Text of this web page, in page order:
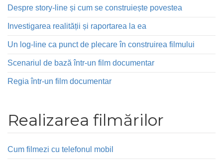
Despre story-line și cum se construiește povestea
Investigarea realității și raportarea la ea
Un log-line ca punct de plecare în construirea filmului
Scenariul de bază într-un film documentar
Regia într-un film documentar
Realizarea filmărilor
Cum filmezi cu telefonul mobil